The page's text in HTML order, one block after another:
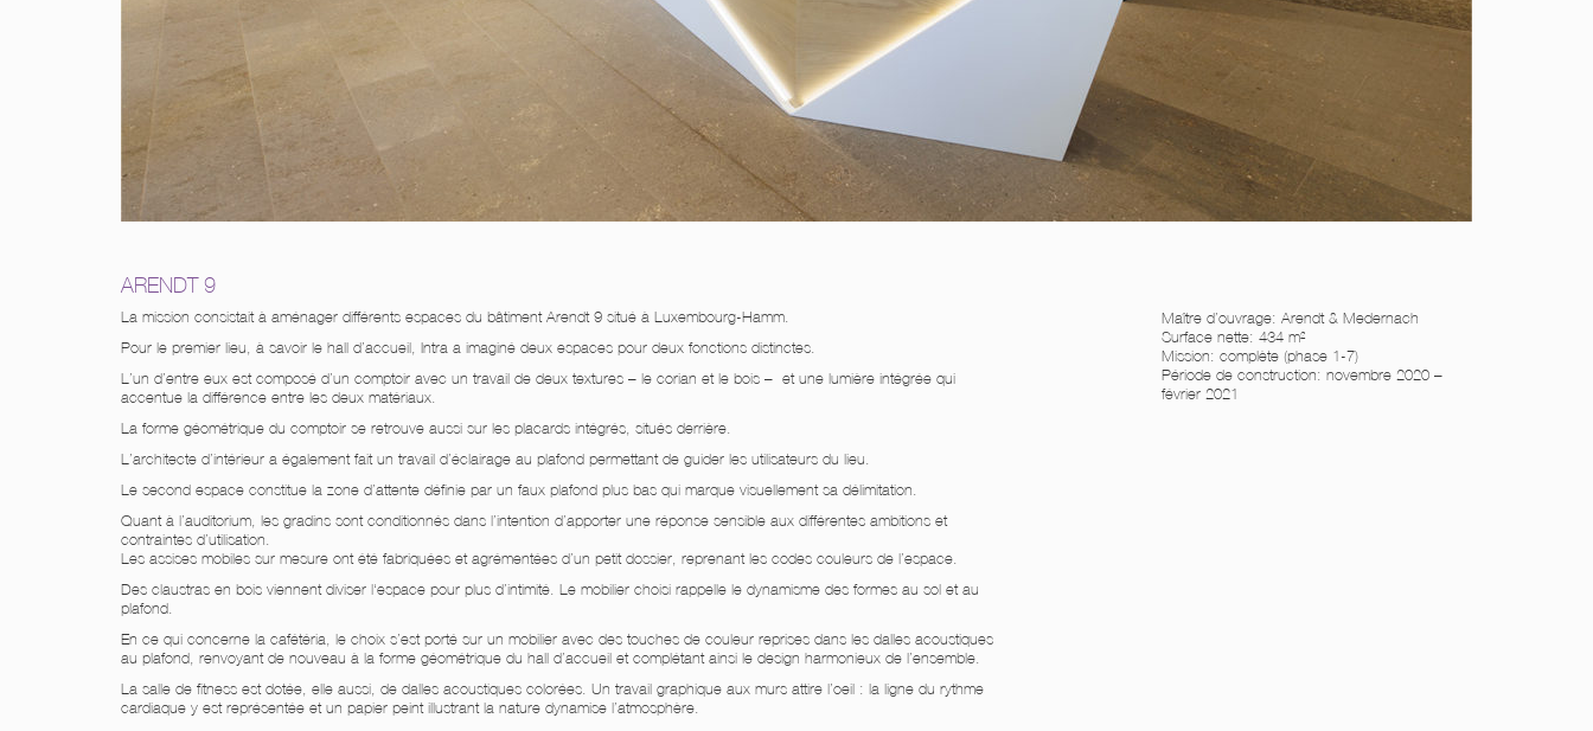
ARENDT 9
La mission consistait à aménager différents espaces du bâtiment Arendt 9 situé à Luxembourg-Hamm.
Pour le premier lieu, à savoir le hall d’accueil, Intra a imaginé deux espaces pour deux fonctions distinctes.
L’un d’entre eux est composé d’un comptoir avec un travail de deux textures – le corian et le bois – et une lumière intégrée qui
accentue la différence entre les deux matériaux.
La forme géométrique du comptoir se retrouve aussi sur les placards intégrés, situés derrière.
L’architecte d’intérieur a également fait un travail d’éclairage au plafond permettant de guider les utilisateurs du lieu.
Le second espace constitue la zone d’attente définie par un faux plafond plus bas qui marque visuellement sa délimitation.
Quant à l’auditorium, les gradins sont conditionnés dans l’intention d’apporter une réponse sensible aux différentes ambitions et
contraintes d’utilisation.
Les assises mobiles sur mesure ont été fabriquées et agrémentées d’un petit dossier, reprenant les codes couleurs de l’espace.
Des claustras en bois viennent diviser l‘espace pour plus d’intimité. Le mobilier choisi rappelle le dynamisme des formes au sol et au
plafond.
En ce qui concerne la cafétéria, le choix s’est porté sur un mobilier avec des touches de couleur reprises dans les dalles acoustiques
au plafond, renvoyant de nouveau à la forme géométrique du hall d’accueil et complétant ainsi le design harmonieux de l’ensemble.
La salle de fitness est dotée, elle aussi, de dalles acoustiques colorées. Un travail graphique aux murs attire l’oeil : la ligne du rythme
cardiaque y est représentée et un papier peint illustrant la nature dynamise l’atmosphère.
Maître d’ouvrage: Arendt & Medernach
Surface nette: 434 m²
Mission: complète (phase 1-7)
Période de construction: novembre 2020 –
février 2021